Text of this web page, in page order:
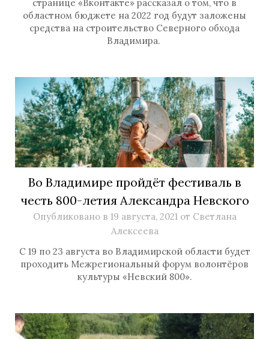
странице «Вконтакте» рассказал о том, что в
областном бюджете на 2022 год будут заложены
средства на строительство Северного обхода
Владимира.
Во Владимире пройдёт фестиваль в
честь 800-летия Александра Невского
Опубликовано в 19 августа, 2021 от Светлана
Алексеева
С 19 по 23 августа во Владимирской области будет
проходить Межрегиональный форум волонтёров
культуры «Невский 800».